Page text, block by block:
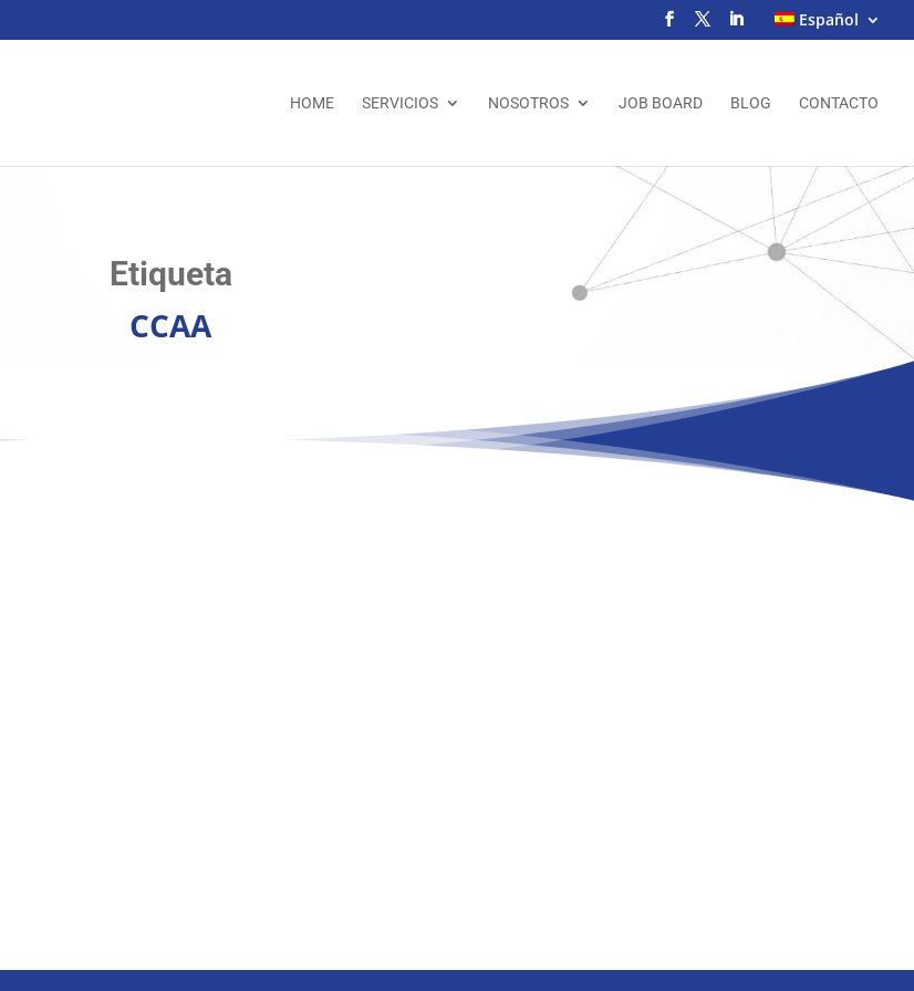
Español
HOME SERVICIOS NOSOTROS JOB BOARD BLOG CONTACTO
Etiqueta
CCAA